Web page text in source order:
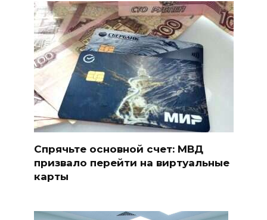
Спрячьте основной счет: МВД
призвало перейти на виртуальные
карты